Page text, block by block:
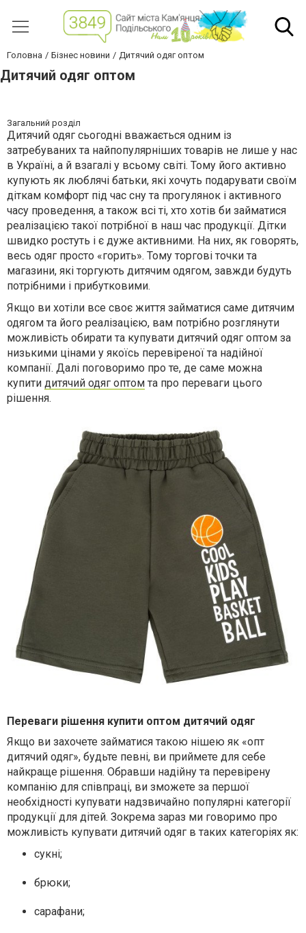
Головна Бізнес новини Дитячий одяг оптом
Дитячий одяг оптом
Загальний розділ
Дитячий одяг сьогодні вважається одним із
затребуваних та найпопулярніших товарів не лише у нас
в Україні, а й взагалі у всьому світі. Тому його активно
купують як люблячі батьки, які хочуть подарувати своїм
діткам комфорт під час сну та прогулянок і активного
часу проведення, а також всі ті, хто хотів би займатися
реалізацією такої потрібної в наш час продукції. Дітки
швидко ростуть і є дуже активними. На них, як говорять,
весь одяг просто «горить». Тому торгові точки та
магазини, які торгують дитячим одягом, завжди будуть
потрібними і прибутковими.
Якщо ви хотіли все своє життя займатися саме дитячим
одягом та його реалізацією, вам потрібно розглянути
можливість обирати та купувати дитячий одяг оптом за
низькими цінами у якоїсь перевіреної та надійної
компанії. Далі поговоримо про те, де саме можна
купити дитячий одяг оптом та про переваги цього
рішення.
Переваги рішення купити оптом дитячий одяг
Якщо ви захочете займатися такою нішею як «опт
дитячий одяг», будьте певні, ви приймете для себе
найкраще рішення. Обравши надійну та перевірену
компанію для співпраці, ви зможете за першої
необхідності купувати надзвичайно популярні категорії
продукції для дітей. Зокрема зараз ми говоримо про
можливість купувати дитячий одяг в таких категоріях як:
сукні;
брюки;
сарафани;